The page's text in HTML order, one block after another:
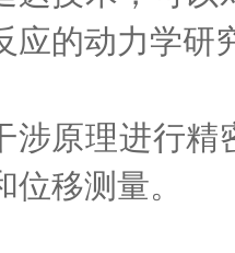
应的动力学
涉原理进行精
位移测量。